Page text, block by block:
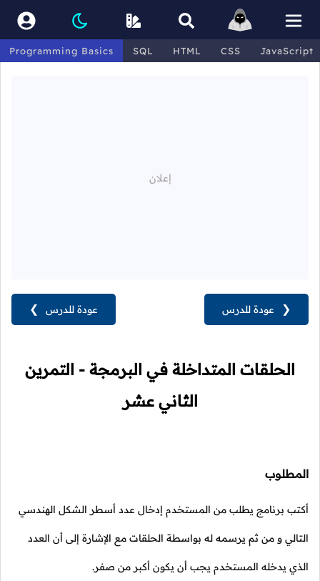
Programming Basics SQL HTML CSS JavaScript
عودة للدرس ❯ ❮ عودة للدرس
الحلقات المتداخلة في البرمجة - التمرين
الثاني عشر
المطلوب
أكتب برنامج يطلب من المستخدم إدخال عدد أسطر الشكل الهندسي
التالي و من ثم يرسمه له بواسطة الحلقات مع الإشارة إلى أن العدد
الذي يدخله المستخدم يجب أن يكون أكبر من صفر.